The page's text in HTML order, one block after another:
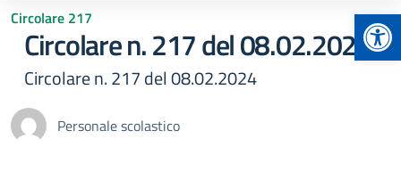
Circolare 217
Circolare n. 217 del 08.02.2024
Circolare n. 217 del 08.02.2024
Personale scolastico